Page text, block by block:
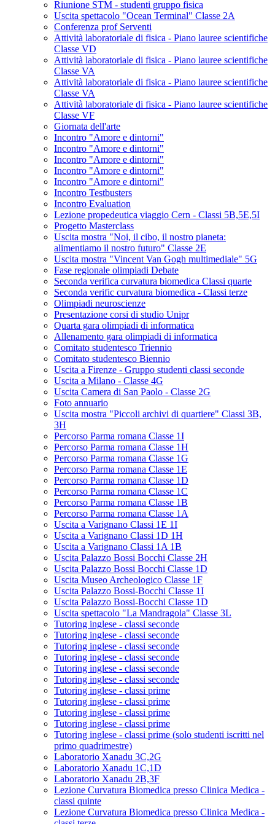
Riunione STM - studenti gruppo fisica
Uscita spettacolo "Ocean Terminal" Classe 2A
Conferenza prof Serventi
Attività laboratoriale di fisica - Piano lauree scientifiche
Classe VD
Attività laboratoriale di fisica - Piano lauree scientifiche
Classe VA
Attività laboratoriale di fisica - Piano lauree scientifiche
Classe VA
Attività laboratoriale di fisica - Piano lauree scientifiche
Classe VF
Giornata dell'arte
Incontro "Amore e dintorni"
Incontro "Amore e dintorni"
Incontro "Amore e dintorni"
Incontro "Amore e dintorni"
Incontro "Amore e dintorni"
Incontro Testbusters
Incontro Evaluation
Lezione propedeutica viaggio Cern - Classi 5B,5E,5I
Progetto Masterclass
Uscita mostra "Noi, il cibo, il nostro pianeta:
alimentiamo il nostro futuro" Classe 2E
Uscita mostra "Vincent Van Gogh multimediale" 5G
Fase regionale olimpiadi Debate
Seconda verifica curvatura biomedica Classi quarte
Seconda verific curvatura biomedica - Classi terze
Olimpiadi neuroscienze
Presentazione corsi di studio Unipr
Quarta gara olimpiadi di informatica
Allenamento gara olimpiadi di informatica
Comitato studentesco Triennio
Comitato studentesco Biennio
Uscita a Firenze - Gruppo studenti classi seconde
Uscita a Milano - Classe 4G
Uscita Camera di San Paolo - Classe 2G
Foto annuario
Uscita mostra "Piccoli archivi di quartiere" Classi 3B,
3H
Percorso Parma romana Classe 1I
Percorso Parma romana Classe 1H
Percorso Parma romana Classe 1G
Percorso Parma romana Classe 1E
Percorso Parma romana Classe 1D
Percorso Parma romana Classe 1C
Percorso Parma romana Classe 1B
Percorso Parma romana Classe 1A
Uscita a Varignano Classi 1E 1I
Uscita a Varignano Classi 1D 1H
Uscita a Varignano Classi 1A 1B
Uscita Palazzo Bossi Bocchi Classe 2H
Uscita Palazzo Bossi Bocchi Classe 1D
Uscita Museo Archeologico Classe 1F
Uscita Palazzo Bossi-Bocchi Classe 1I
Uscita Palazzo Bossi-Bocchi Classe 1D
Uscita spettacolo "La Mandragola" Classe 3L
Tutoring inglese - classi seconde
Tutoring inglese - classi seconde
Tutoring inglese - classi seconde
Tutoring inglese - classi seconde
Tutoring inglese - classi seconde
Tutoring inglese - classi seconde
Tutoring inglese - classi prime
Tutoring inglese - classi prime
Tutoring inglese - classi prime
Tutoring inglese - classi prime
Tutoring inglese - classi prime (solo studenti iscritti nel
primo quadrimestre)
Laboratorio Xanadu 3C,2G
Laboratorio Xanadu 1C,1D
Laboratorio Xanadu 2B,3F
Lezione Curvatura Biomedica presso Clinica Medica -
classi quinte
Lezione Curvatura Biomedica presso Clinica Medica -